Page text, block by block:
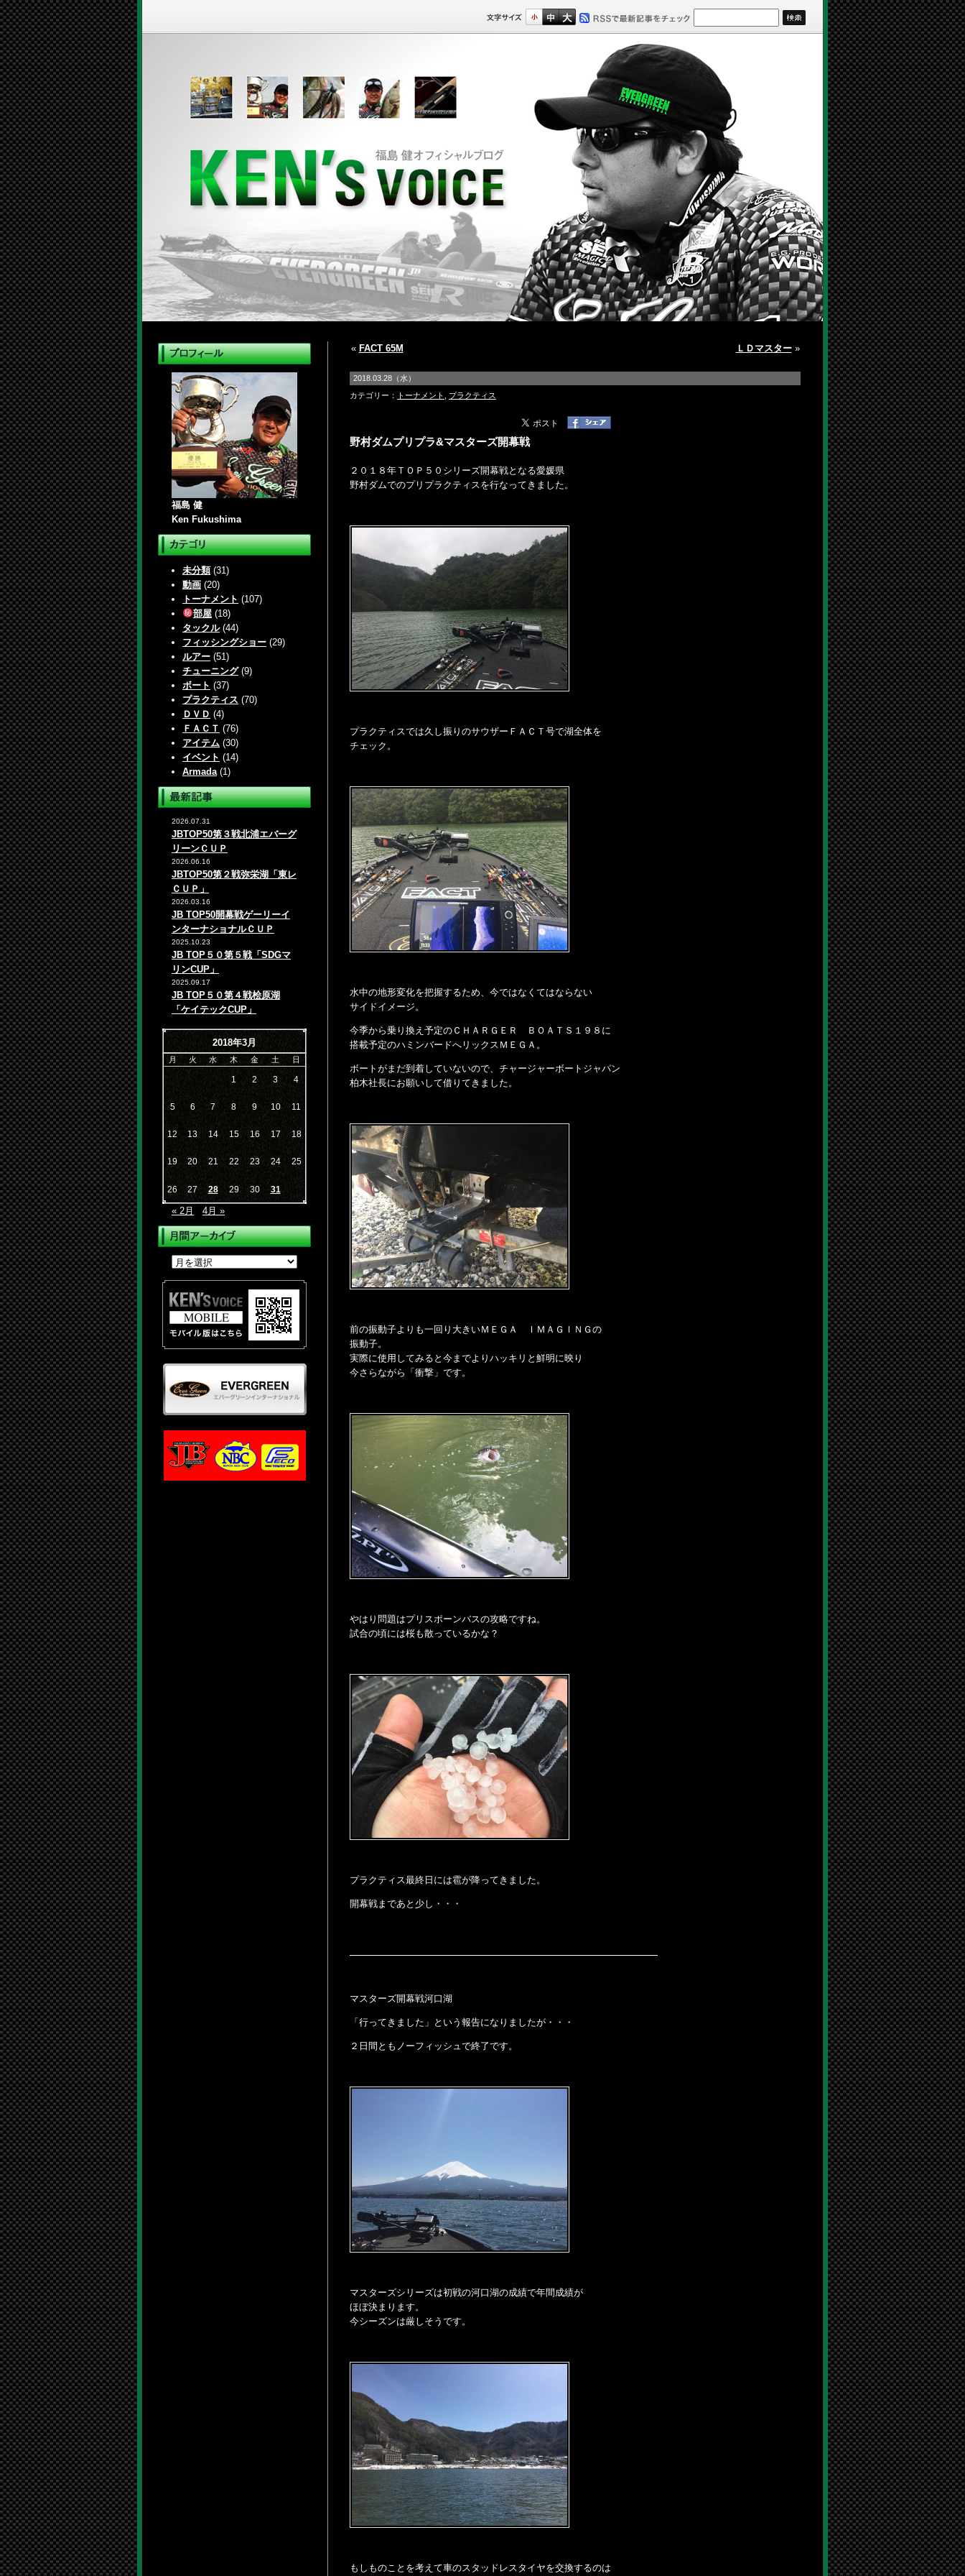
福島 健
Ken Fukushima
未分類(31)
動画 (20)
トーナメント (107)
部屋(18)
タックル(44)
フィッシングショー (29)
ルアー (51)
チューニング(9)
ボート (37)
プラクティス (70)
ＤＶＤ (4)
ＦＡＣＴ (76)
アイテム (30)
イベント (14)
Armada(1)
2026.07.31
JBTOP50第３戦北浦エバーグ
リーンＣＵＰ
2026.06.16
JBTOP50第２戦弥栄湖「東レ
ＣＵＰ」
2026.03.16
JB TOP50開幕戦ゲーリーイ
ンターナショナルＣＵＰ
2025.10.23
JB TOP５０第５戦「SDGマ
リンCUP」
2025.09.17
JB TOP５０第４戦桧原湖
「ケイテックCUP」
2018年3月
月 火 水 木 金 土 日
1 2 3 4
5 6 7 8 9 10 11
12 13 14 15 16 17 18
19 20 21 22 23 24 25
26 27 28 29 30 31
« 2月 4月 »
« FACT 65M ＬＤマスター»
2018.03.28（水）
カテゴリー：
トーナメント プラクティス
野村ダムプリプラ&マスターズ開幕戦
２０１８年ＴＯＰ５０シリーズ開幕戦となる愛媛県
野村ダムでのプリプラクティスを行なってきました。
プラクティスでは久し振りのサウザーＦＡＣＴ号で湖全体を
チェック。
水中の地形変化を把握するため、今ではなくてはならない
サイドイメージ。
今季から乗り換え予定のＣＨＡＲＧＥＲ ＢＯＡＴＳ１９８に
搭載予定のハミンバードへリックスＭＥＧＡ。
ボートがまだ到着していないので、チャージャーボートジャパン
柏木社長にお願いして借りてきました。
前の振動子よりも一回り大きいＭＥＧＡ ＩＭＡＧＩＮＧの
振動子。
実際に使用してみると今までよりハッキリと鮮明に映り
今さらながら「衝撃」です。
やはり問題はプリスポーンバスの攻略ですね。
試合の頃には桜も散っているかな？
プラクティス最終日には雹が降ってきました。
開幕戦まであと少し・・・
マスターズ開幕戦河口湖
「行ってきました」という報告になりましたが・・・
２日間ともノーフィッシュで終了です。
マスターズシリーズは初戦の河口湖の成績で年間成績が
ほぼ決まります。
今シーズンは厳しそうです。
もしものことを考えて車のスタッドレスタイヤを交換するのは